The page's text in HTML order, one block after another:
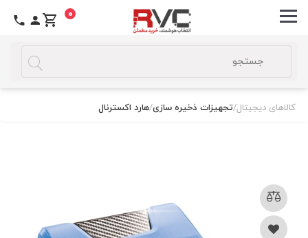
0
کالاهای دیجیتال/تجهیزات ذخیره سازی/هارد اکسترنال